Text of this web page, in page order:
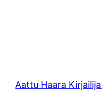
Aattu Haara